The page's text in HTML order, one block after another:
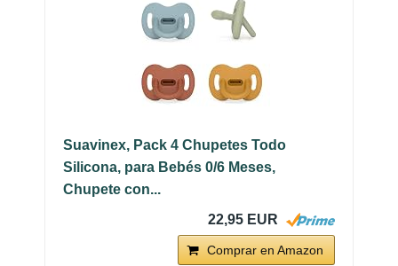
Suavinex, Pack 4 Chupetes Todo
Silicona, para Bebés 0/6 Meses,
Chupete con...
22,95 EUR
Comprar en Amazon